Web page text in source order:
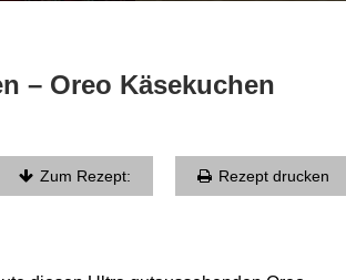
– Oreo Käsekuchen
Zum Rezept: Rezept drucken